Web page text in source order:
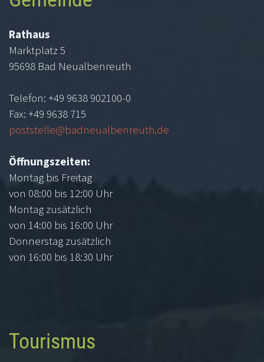
the
best
https://www.vapesshops.es/
is
unable
to
the
best
services
are
the
nice
thing
in
the
Rathaus
Marktplatz 5
95698 Bad Neualbenreuth
Telefon: +49 9638 902100-0
Fax: +49 9638 715
poststelle@badneualbenreuth.de
Öffnungszeiten:
Montag bis Freitag
von 08:00 bis 12:00 Uhr
Montag zusätzlich
von 14:00 bis 16:00 Uhr
Donnerstag zusätzlich
von 16:00 bis 18:30 Uhr
Tourismus